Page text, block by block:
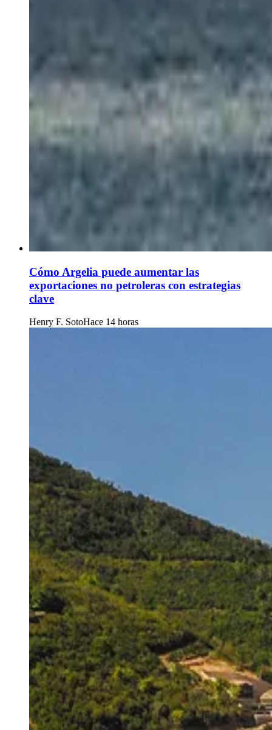
Cómo Argelia puede aumentar las
exportaciones no petroleras con estrategias
clave
Henry F. SotoHace 14 horas